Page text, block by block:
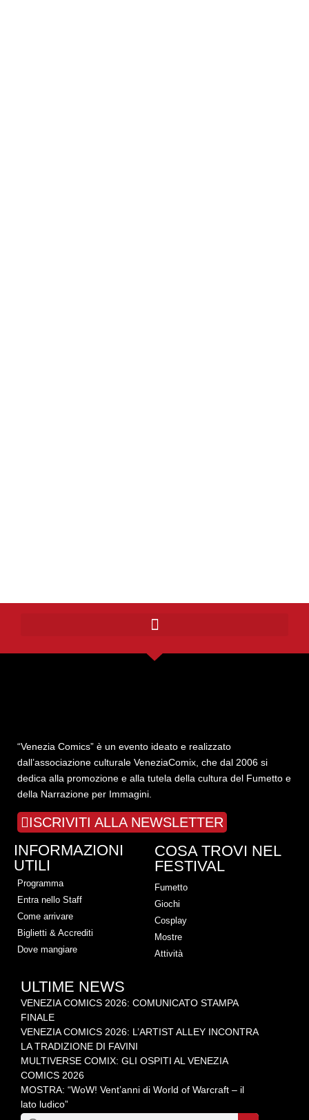
“Venezia Comics” è un evento ideato e realizzato
dall’associazione culturale VeneziaComix, che dal 2006 si
dedica alla promozione e alla tutela della cultura del Fumetto e
della Narrazione per Immagini.
ISCRIVITI ALLA NEWSLETTER
INFORMAZIONI
UTILI
Programma
Entra nello Staff
Come arrivare
Biglietti & Accrediti
Dove mangiare
COSA TROVI NEL
FESTIVAL
Fumetto
Giochi
Cosplay
Mostre
Attività
ULTIME NEWS
VENEZIA COMICS 2026: COMUNICATO STAMPA
FINALE
VENEZIA COMICS 2026: L’ARTIST ALLEY INCONTRA
LA TRADIZIONE DI FAVINI
MULTIVERSE COMIX: GLI OSPITI AL VENEZIA
COMICS 2026
MOSTRA: “WoW! Vent’anni di World of Warcraft – il
lato ludico”